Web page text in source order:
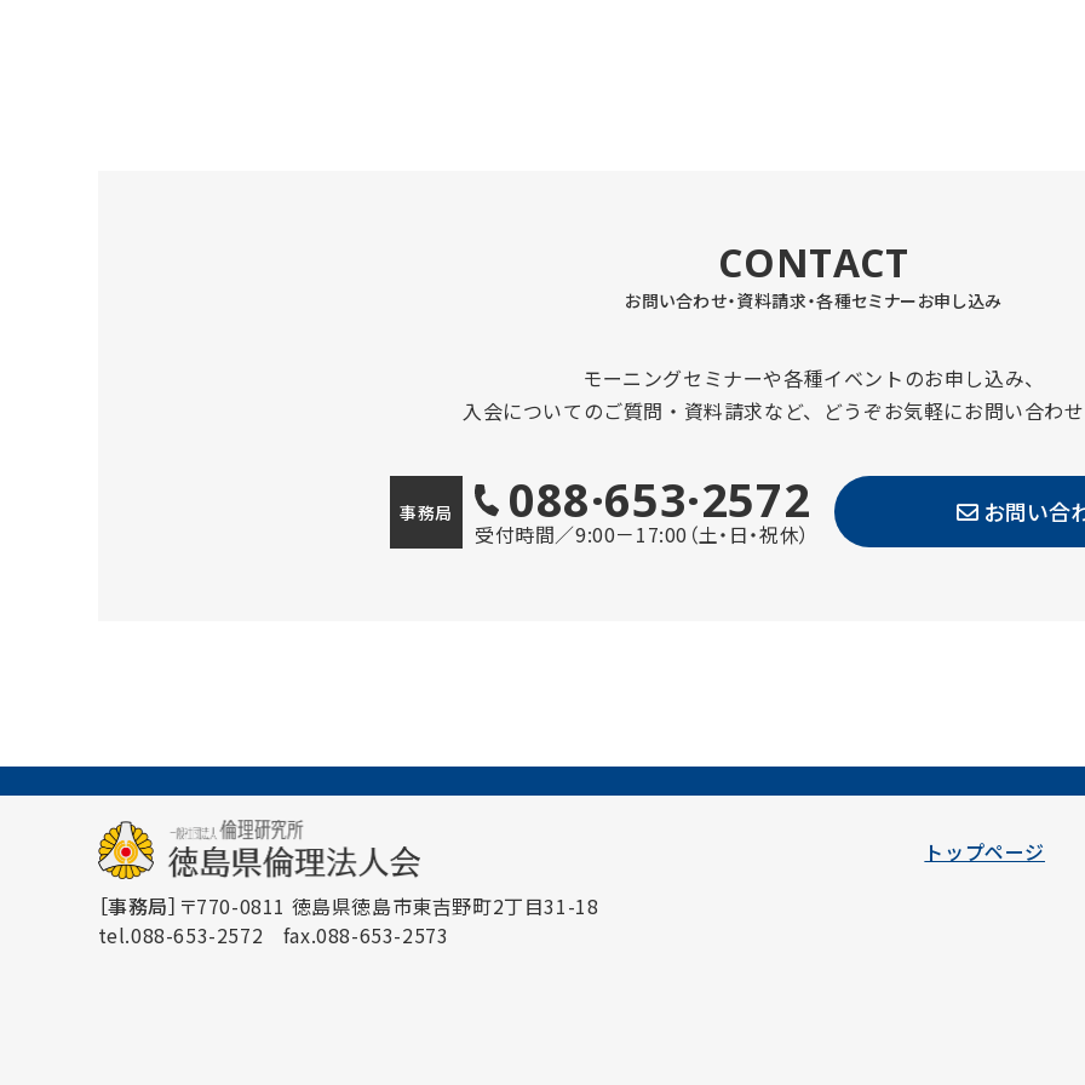
CONTACT
お問い合わせ・資料請求・各種セミナーお申し込み
モーニングセミナーや各種イベントのお申し込み、
入会についてのご質問・資料請求など、どうぞお気軽にお問い合わせ
事務局 088·653·2572
受付時間／9:00－17:00（土・日・祝休）
お問い合
［事務局］ 〒770-0811 徳島県徳島市東吉野町2丁目31-18
tel.088-653-2572 fax.088-653-2573
トップページ